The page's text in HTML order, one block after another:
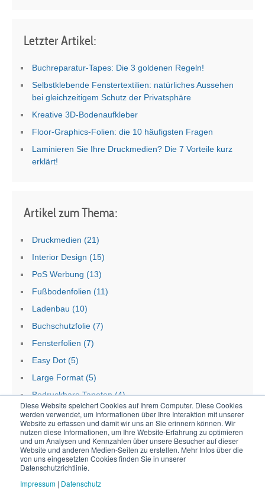
Diese Website speichert Cookies auf Ihrem Computer. Diese Cookies
werden verwendet, um Informationen über Ihre Interaktion mit unserer
Website zu erfassen und damit wir uns an Sie erinnern können. Wir
nutzen diese Informationen, um Ihre Website-Erfahrung zu optimieren
und um Analysen und Kennzahlen über unsere Besucher auf dieser
Website und anderen Medien-Seiten zu erstellen. Mehr Infos über die
von uns eingesetzten Cookies finden Sie in unserer
Datenschutzrichtlinie.
Impressum | Datenschutz
Letzter Artikel:
Buchreparatur-Tapes: Die 3 goldenen Regeln!
Selbstklebende Fenstertextilien: natürliches Aussehen
bei gleichzeitigem Schutz der Privatsphäre
Kreative 3D-Bodenaufkleber
Floor-Graphics-Folien: die 10 häufigsten Fragen
Laminieren Sie Ihre Druckmedien? Die 7 Vorteile kurz
erklärt!
Artikel zum Thema:
Druckmedien (21)
Interior Design (15)
PoS Werbung (13)
Fußbodenfolien (11)
Ladenbau (10)
Buchschutzfolie (7)
Fensterfolien (7)
Easy Dot (5)
Large Format (5)
Bedruckbare Tapeten(4)
Filmolux Deutschland GmbH